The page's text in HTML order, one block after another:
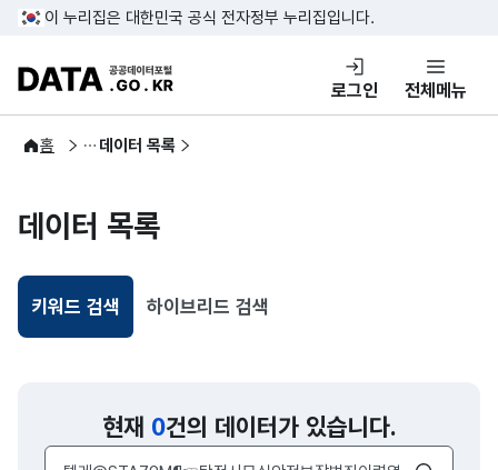
콘텐츠 바로가기
푸터 바로가기
이 누리집은 대한민국 공식 전자정부 누리집입니다.
DATA.GO.KR 공공데이터포털
로그인 전체메뉴
홈
공공데이터 데이터 목록
데이터 목록
키워드 검색
선택됨
하이브리드 검색
현재 0건의 데이터가 있습니다.
검색어 입력창